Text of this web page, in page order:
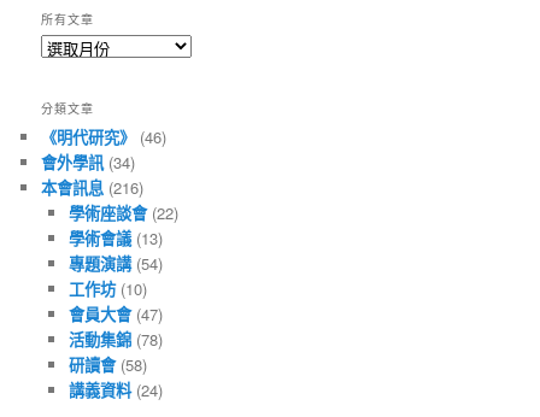
所有文章
所
章
分類文章
《明代研究》 (46)
會外學訊 (34)
本會訊息 (216)
學術座談會(22)
學術會議(13)
專題演講(54)
工作坊(10)
會員大會(47)
活動集錦(78)
研讀會(58)
講義資料(24)